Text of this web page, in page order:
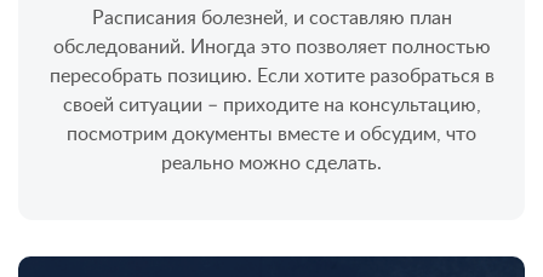
Расписания болезней, и составляю план
обследований. Иногда это позволяет полностью
пересобрать позицию. Если хотите разобраться в
своей ситуации – приходите на консультацию,
посмотрим документы вместе и обсудим, что
реально можно сделать.